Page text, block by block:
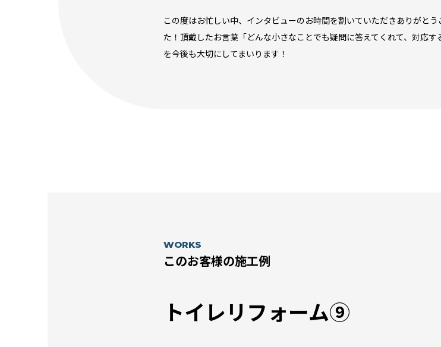
この度はお忙しい中、インタビューのお時間を割いていただきありがとう
た！頂戴したお言葉「どんな小さなことでも疑問に答えてくれて、対応す
を今後も大切にしてまいります！
WORKS
このお客様の施工例
トイレリフォーム⑨